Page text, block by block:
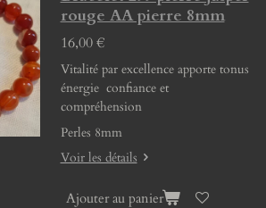
rouge AA pierre 8mm
16,00 €
Vitalité par excellence apporte tonus
énergie confiance et
compréhension
Perles 8mm
Voir les détails
Ajouter au panier